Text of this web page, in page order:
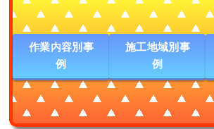
作業内容別事
例
施工地域別事
例